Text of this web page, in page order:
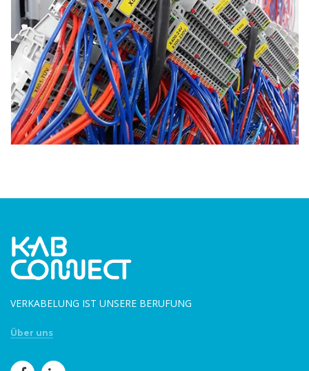
VERKABELUNG IST UNSERE BERUFUNG
Über uns